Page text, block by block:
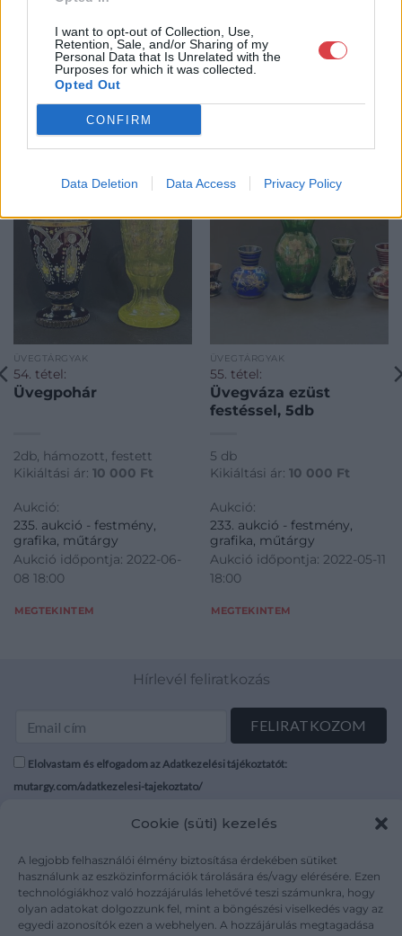
I want to opt-out of Collection, Use,
Retention, Sale, and/or Sharing of my
Personal Data that Is Unrelated with the
Purposes for which it was collected.
Opted Out
CONFIRM
Data Deletion Data Access Privacy Policy
Cookie (süti) kezelés
A legjobb felhasználói élmény biztosítása érdekében sütiket
használunk az eszközinformációk tárolására és/vagy elérésére. Ezen
technológiákhoz való hozzájárulás lehetővé teszi számunkra, hogy
olyan adatokat dolgozzunk fel, mint a böngészési viselkedés vagy az
egyedi azonosítók ezen a webhelyen. A hozzájárulás megtagadása
KAPCSOLÓDÓ MŰTÁRGYAK
ÜVEGTÁRGYAK
54. tétel:
Üvegpohár
2db, hámozott, festett
Kikiáltási ár: 10 000 Ft
Aukció:
235. aukció - festmény,
grafika, műtárgy
Aukció időpontja: 2022-06-
08 18:00
MEGTEKINTEM
ÜVEGTÁRGYAK
55. tétel:
Üvegváza ezüst
festéssel, 5db
5 db
Kikiáltási ár: 10 000 Ft
Aukció:
233. aukció - festmény,
grafika, műtárgy
Aukció időpontja: 2022-05-11
18:00
MEGTEKINTEM
Hírlevél feliratkozás
Elolvastam és elfogadom az Adatkezelési tájékoztatót:
mutargy.com/adatkezelesi-tajekoztato/
Médiaajánlat
Karrier
Kapcsolat
Áraink
ÁSZF
Adatvédelem
Impresszum